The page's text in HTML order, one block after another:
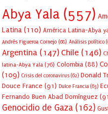
Abya Yala (557)
Latina (110) América Latina-Abya
Andrés Figueroa Cornejo (68) Análisis político
Argentina (147) Chile (146)
latina-Abya Yala (76) Colombia (88)
(109) Crisis del coronavirus (62) Donald
Douce France (91) Dulce Francia (63)
Fernando Buen Abad Domínguez
Genocidio de Gaza (162)